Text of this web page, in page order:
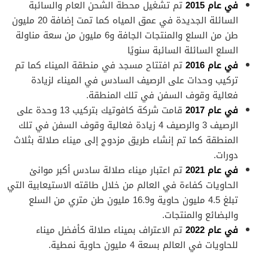
في عام 2015
تم تشغيل محطة الشحن العام والسائبة
السائلة الجديدة في عمق المياه كما تمت إضافة 20 مليون
طن من السلع والمنتجات الجافة و6 مليون من سعة مناولة
السلع السائلة السائبة سنويًا
في عام 2016
تم افتتاح مسجد في منطقة الميناء كما تم
تركيب وحدات على الرصيف السادس في الميناء لزيادة
فعالية وقوف السفن في تلك المنطقة.
في عام 2017
قامت شركة كافوتيك بتركيب 13 وحدة على
الرصيف 3 والرصيف 4 زيادة فعالية وقوف السفن في تلك
المنطقة كما تم إنشاء طريق مزدوج إلى ميناء صلالة بثلاث
دورات.
في عام 2021
تم اعتبار ميناء صلالة سادس أكبر موانئ
الحاويات كفاءة في العالم من خلال طاقته الاستيعابية التي
تبلغ 4.5 مليون حاوية و16.9 مليون طن متري من السلع
والبضائع والمنتجات.
في عام 2022
تم الاعتراف بميناء صلالة كأفضل ميناء
للحاويات في العالم بسعة 4 مليون حاوية نمطية.